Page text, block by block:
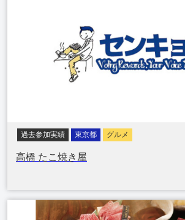
過去参加実績 東京都 グルメ
高橋 たこ焼き屋